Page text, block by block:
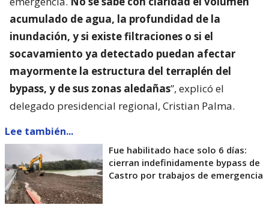
acumulado de agua, la profundidad de la
inundación, y si existe filtraciones o si el
socavamiento ya detectado puedan afectar
mayormente la estructura del terraplén del
bypass, y de sus zonas aledañas”, explicó el
delegado presidencial regional, Cristian Palma.
Lee también...
Fue habilitado hace solo 6 días:
cierran indefinidamente bypass de
Castro por trabajos de emergencia